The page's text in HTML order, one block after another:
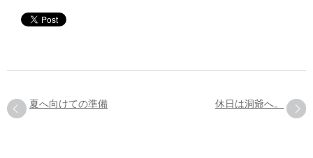
夏へ向けての準備 休日は洞爺へ。